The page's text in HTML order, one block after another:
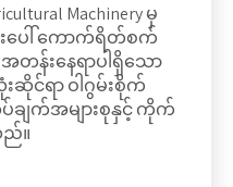
Machinery မှ
ေါ် ကောက်ရိတ်စက်
တန်းနေရာပါရှိသော
ဆိုင်ရာ ဝါဂွမ်းစိုက်
ျက်အများစုနှင့် ကိုက်
။